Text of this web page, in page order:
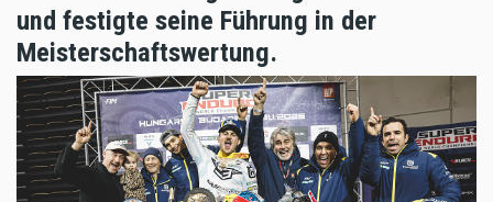
und festigte seine Führung in der
Meisterschaftswertung.